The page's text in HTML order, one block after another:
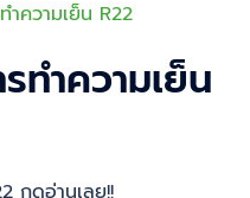
ำความเย็น
กดอ่านเลย!!